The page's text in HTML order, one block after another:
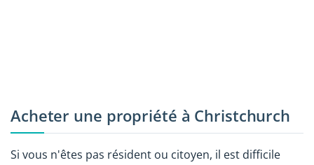
Acheter une propriété à Christchurch
Si vous n'êtes pas résident ou citoyen, il est difficile